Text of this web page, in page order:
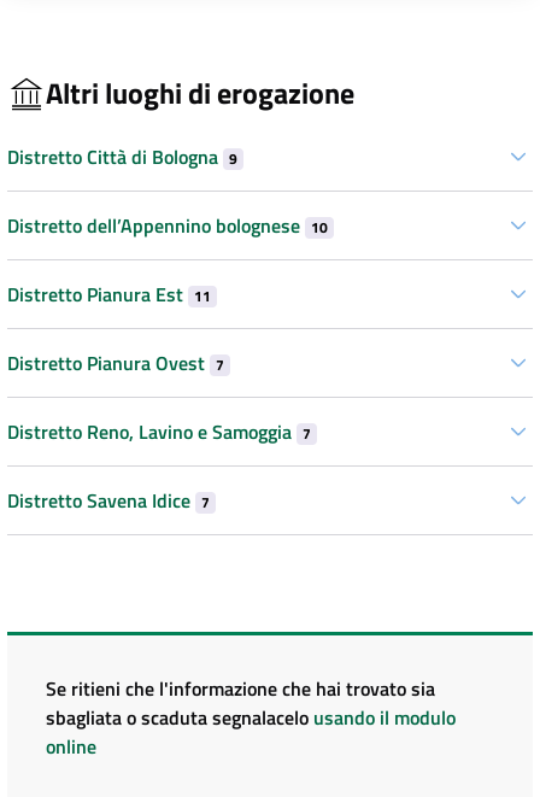
Altri luoghi di erogazione
Distretto Città di Bologna 9
Distretto dell’Appennino bolognese 10
Distretto Pianura Est 11
Distretto Pianura Ovest 7
Distretto Reno, Lavino e Samoggia 7
Distretto Savena Idice 7
Se ritieni che l'informazione che hai trovato sia
sbagliata o scaduta segnalacelo usando il modulo
online